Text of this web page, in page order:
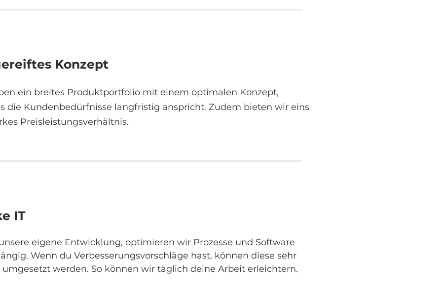
Konzept
ein breites Produktportfolio mit einem optimalen Konzept,
die Kundenbedürfnisse langfristig anspricht. Zudem bieten wir eins
Preisleistungsverhältnis.
IT
eigene Entwicklung, optimieren wir Prozesse und Software
Wenn du Verbesserungsvorschläge hast, können diese sehr
umgesetzt werden. So können wir täglich deine Arbeit erleichtern.